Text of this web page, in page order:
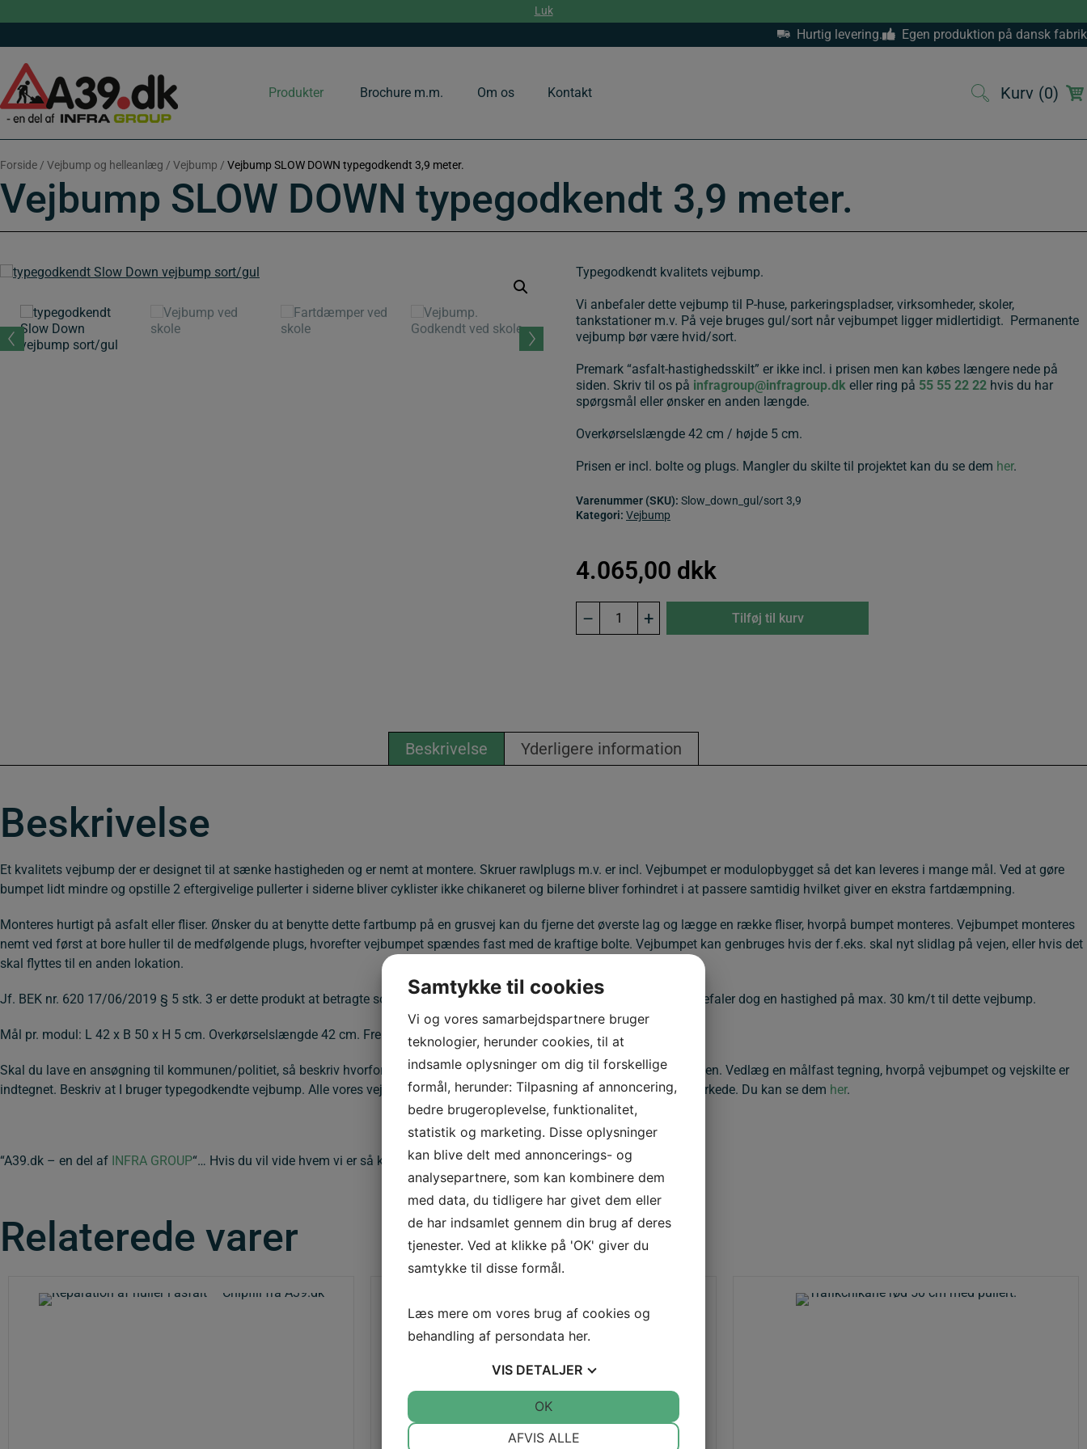
til
Luk
Hurtig levering. Egen produktion på dansk fabrik
Produkter Brochure m.m. Om os Kontakt Kurv (0)
(0)
Forside / Vejbump og helleanlæg / Vejbump / Vejbump SLOW DOWN typegodkendt 3,9 meter.
Vejbump SLOW DOWN typegodkendt 3,9 meter.
Typegodkendt kvalitets vejbump.
Vi anbefaler dette vejbump til P-huse, parkeringspladser, virksomheder, skoler,
tankstationer m.v. På veje bruges gul/sort når vejbumpet ligger midlertidigt. Permanente
vejbump bør være hvid/sort.
Premark “asfalt-hastighedsskilt” er ikke incl. i prisen men kan købes længere nede på
siden. Skriv til os på infragroup@infragroup.dk eller ring på 55 55 22 22 hvis du har
spørgsmål eller ønsker en anden længde.
Overkørselslængde 42 cm / højde 5 cm.
Prisen er incl. bolte og plugs. Mangler du skilte til projektet kan du se dem her.
Varenummer (SKU): Slow_down_gul/sort 3,9
Kategori: Vejbump
4.065,00 dkk
– + Tilføj til kurv
Beskrivelse Yderligere information
Beskrivelse
Et kvalitets vejbump der er designet til at sænke hastigheden og er nemt at montere. Skruer rawlplugs m.v. er incl. Vejbumpet er modulopbygget så det kan leveres i mange mål. Ved at gøre
bumpet lidt mindre og opstille 2 eftergivelige pullerter i siderne bliver cyklister ikke chikaneret og bilerne bliver forhindret i at passere samtidig hvilket giver en ekstra fartdæmpning.
Monteres hurtigt på asfalt eller fliser. Ønsker du at benytte dette fartbump på en grusvej kan du fjerne det øverste lag og lægge en række fliser, hvorpå bumpet monteres. Vejbumpet monteres
nemt ved først at bore huller til de medfølgende plugs, hvorefter vejbumpet spændes fast med de kraftige bolte. Vejbumpet kan genbruges hvis der f.eks. skal nyt slidlag på vejen, eller hvis det
skal flyttes til en anden lokation.
Jf. BEK nr. 620 17/06/2019 § 5 stk. 3 er dette produkt at betragte som typegodkendt af Vejdirektoratet til 25-40 km/t. Vi anbefaler dog en hastighed på max. 30 km/t til dette vejbump.
Mål pr. modul: L 42 x B 50 x H 5 cm. Overkørselslængde 42 cm. Fremstillet i EU.
Skal du lave en ansøgning til kommunen/politiet, så beskriv hvorfor I ønsker at etablere et vejbump og at I er enige i foreningen. Vedlæg en målfast tegning, hvorpå vejbumpet og vejskilte er
indtegnet. Beskriv at I bruger typegodkendte vejbump. Alle vores vejskilte, der bør benyttes sammen med vejbump, er CE-mærkede. Du kan se dem her.
“A39.dk – en del af INFRA GROUP“… Hvis du vil vide hvem vi er så klik påINFRA GROUP
Relaterede varer
Samtykke til cookies
Vi og vores samarbejdspartnere bruger
teknologier, herunder cookies, til at
indsamle oplysninger om dig til forskellige
formål, herunder: Tilpasning af annoncering,
bedre brugeroplevelse, funktionalitet,
statistik og marketing. Disse oplysninger
kan blive delt med annoncerings- og
analysepartnere, som kan kombinere dem
med data, du tidligere har givet dem eller
de har indsamlet gennem din brug af deres
tjenester. Ved at klikke på 'OK' giver du
samtykke til disse formål.
Læs mere om vores brug af cookies og
behandling af persondata her.
VIS DETALJER
AFVIS ALLE
OK